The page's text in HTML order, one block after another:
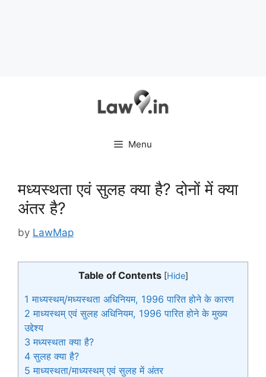
Menu
मध्यस्थता एवं सुलह क्या है? दोनों में क्या
अंतर है?
by LawMap
Table of Contents [Hide]
1 माध्यस्थम्/मध्यस्थता अधिनियम, 1996 पारित होने के कारण
2 माध्यस्थम् एवं सुलह अधिनियम, 1996 पारित होने के मुख्य
उद्देश्य
3 मध्यस्थता क्या है?
4 सुलह क्या है?
5 माध्यस्थता/माध्यस्थम् एवं सुलह में अंतर